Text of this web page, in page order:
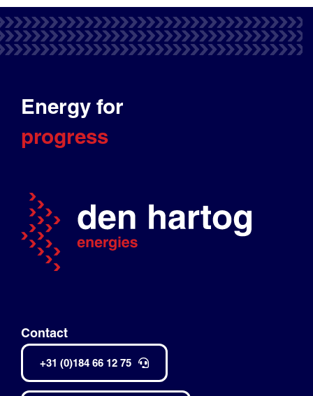
Energy for
progress
Contact
+31 (0)184 66 12 75